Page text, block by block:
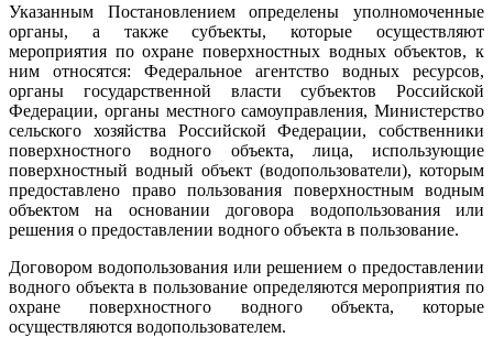
Указанным Постановлением определены уполномоченные
органы, а также субъекты, которые осуществляют
мероприятия по охране поверхностных водных объектов, к
ним относятся: Федеральное агентство водных ресурсов,
органы государственной власти субъектов Российской
Федерации, органы местного самоуправления, Министерство
сельского хозяйства Российской Федерации, собственники
поверхностного водного объекта, лица, использующие
поверхностный водный объект (водопользователи), которым
предоставлено право пользования поверхностным водным
объектом на основании договора водопользования или
решения о предоставлении водного объекта в пользование.
Договором водопользования или решением о предоставлении
водного объекта в пользование определяются мероприятия по
охране поверхностного водного объекта, которые
осуществляются водопользователем.